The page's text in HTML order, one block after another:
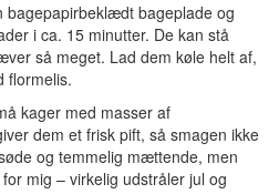
bagepapirbeklædt bageplade og
i ca. 15 minutter. De kan stå
så meget. Lad dem køle helt af,
flormelis.
kager med masser af
dem et frisk pift, så smagen ikke
og temmelig mættende, men
mig – virkelig udstråler jul og